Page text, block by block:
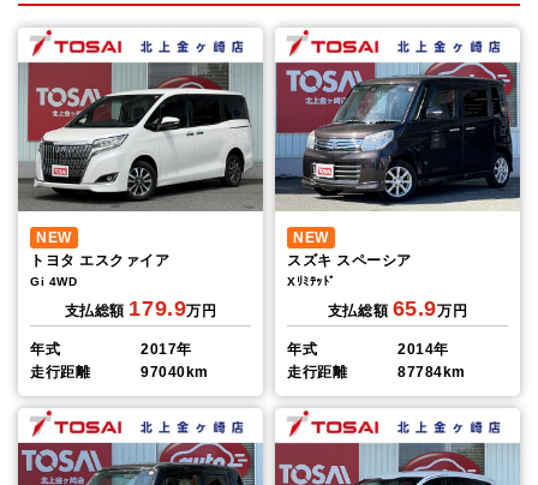
NEW
トヨタ エスクァイア
Gi 4WD
支払総額 179.9万円
年式
2017年
走行距離
97040km
NEW
スズキ スペーシア
Xﾘﾐﾃｯﾄﾞ
支払総額 65.9万円
年式
2014年
走行距離
87784km